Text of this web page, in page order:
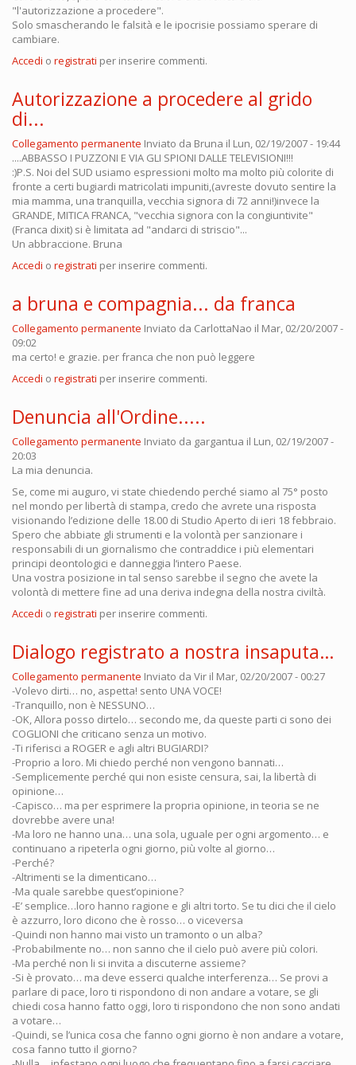
"l'autorizzazione a procedere".
Solo smascherando le falsità e le ipocrisie possiamo sperare di
cambiare.
Accedi o registrati per inserire commenti.
Autorizzazione a procedere al grido
di...
Collegamento permanente Inviato da Bruna il Lun, 02/19/2007 - 19:44
....ABBASSO I PUZZONI E VIA GLI SPIONI DALLE TELEVISIONI!!!
:)P.S. Noi del SUD usiamo espressioni molto ma molto più colorite di
fronte a certi bugiardi matricolati impuniti,(avreste dovuto sentire la
mia mamma, una tranquilla, vecchia signora di 72 anni!)invece la
GRANDE, MITICA FRANCA, "vecchia signora con la congiuntivite"
(Franca dixit) si è limitata ad "andarci di striscio"...
Un abbraccione. Bruna
Accedi o registrati per inserire commenti.
a bruna e compagnia... da franca
Collegamento permanente Inviato da CarlottaNao il Mar, 02/20/2007 -
09:02
ma certo! e grazie. per franca che non può leggere
Accedi o registrati per inserire commenti.
Denuncia all'Ordine.....
Collegamento permanente Inviato da gargantua il Lun, 02/19/2007 -
20:03
La mia denuncia.
Se, come mi auguro, vi state chiedendo perché siamo al 75° posto
nel mondo per libertà di stampa, credo che avrete una risposta
visionando l’edizione delle 18.00 di Studio Aperto di ieri 18 febbraio.
Spero che abbiate gli strumenti e la volontà per sanzionare i
responsabili di un giornalismo che contraddice i più elementari
principi deontologici e danneggia l‘intero Paese.
Una vostra posizione in tal senso sarebbe il segno che avete la
volontà di mettere fine ad una deriva indegna della nostra civiltà.
Accedi o registrati per inserire commenti.
Dialogo registrato a nostra insaputa…
Collegamento permanente Inviato da Vir il Mar, 02/20/2007 - 00:27
-Volevo dirti… no, aspetta! sento UNA VOCE!
-Tranquillo, non è NESSUNO…
-OK, Allora posso dirtelo… secondo me, da queste parti ci sono dei
COGLIONI che criticano senza un motivo.
-Ti riferisci a ROGER e agli altri BUGIARDI?
-Proprio a loro. Mi chiedo perché non vengono bannati…
-Semplicemente perché qui non esiste censura, sai, la libertà di
opinione…
-Capisco… ma per esprimere la propria opinione, in teoria se ne
dovrebbe avere una!
-Ma loro ne hanno una… una sola, uguale per ogni argomento… e
continuano a ripeterla ogni giorno, più volte al giorno…
-Perché?
-Altrimenti se la dimenticano…
-Ma quale sarebbe quest’opinione?
-E’ semplice…loro hanno ragione e gli altri torto. Se tu dici che il cielo
è azzurro, loro dicono che è rosso… o viceversa
-Quindi non hanno mai visto un tramonto o un alba?
-Probabilmente no… non sanno che il cielo può avere più colori.
-Ma perché non li si invita a discuterne assieme?
-Si è provato… ma deve esserci qualche interferenza… Se provi a
parlare di pace, loro ti rispondono di non andare a votare, se gli
chiedi cosa hanno fatto oggi, loro ti rispondono che non sono andati
a votare…
-Quindi, se l’unica cosa che fanno ogni giorno è non andare a votare,
cosa fanno tutto il giorno?